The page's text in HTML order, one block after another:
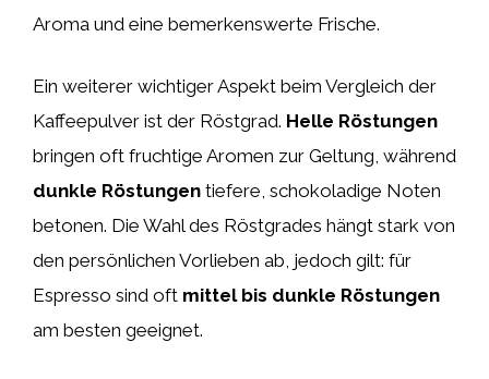
Aroma und eine bemerkenswerte Frische.
Ein weiterer wichtiger Aspekt beim Vergleich der
Kaffeepulver ist der Röstgrad. Helle Röstungen
bringen oft fruchtige Aromen zur Geltung, während
dunkle Röstungen tiefere, schokoladige Noten
betonen. Die Wahl des Röstgrades hängt stark von
den persönlichen Vorlieben ab, jedoch gilt: für
Espresso sind oft mittel bis dunkle Röstungen
am besten geeignet.